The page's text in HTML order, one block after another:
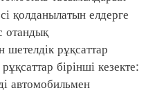
қолданылатын елдерге
отандық
шетелдік рұқсаттар
бірінші кезекте:
автомобильмен